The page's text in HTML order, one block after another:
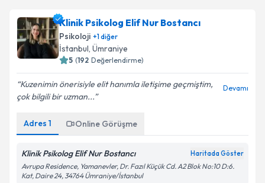
Klinik Psikolog Elif Nur Bostancı
Psikoloji +1diğer
İstanbul, Ümraniye
5 (192 Değerlendirme)
Kuzenimin önerisiyle elit hanımla iletişime geçmiştim,
çok bilgili bir uzman...
Devamı
Adres 1 Online Görüşme
Klinik Psikolog Elif Nur Bostancı Haritada Göster
Avrupa Residence, Yamanevler, Dr. Fazıl Küçük Cd. A2 Blok No:10 D:6.
Kat, Daire 24, 34764 Ümraniye/İstanbul